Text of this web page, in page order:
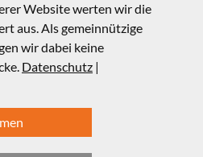
Website werten wir die
aus. Als gemeinnützige
wir dabei keine
Datenschutz |